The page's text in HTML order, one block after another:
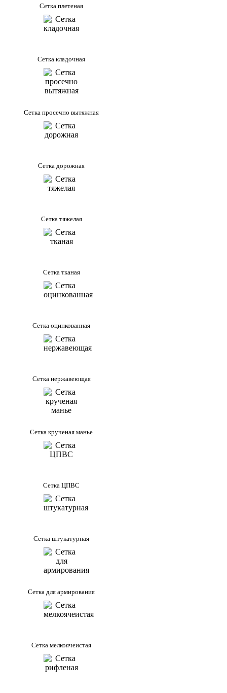
Сетка плетеная
Сетка кладочная
Сетка просечно вытяжная
Сетка дорожная
Сетка тяжелая
Сетка тканая
Сетка оцинкованная
Сетка нержавеющая
Сетка крученая манье
Сетка ЦПВС
Сетка штукатурная
Сетка для армирования
Сетка мелкоячеистая